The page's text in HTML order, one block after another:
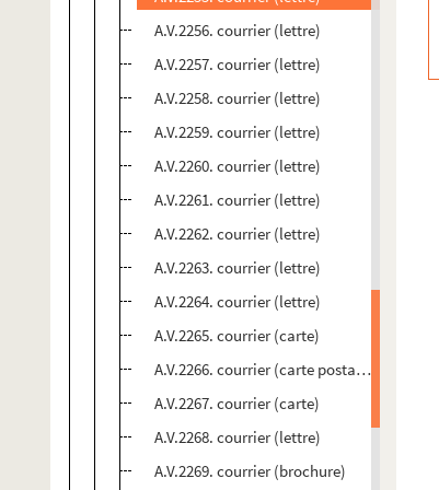
A.V.2256. courrier (lettre)
A.V.2257. courrier (lettre)
A.V.2258. courrier (lettre)
A.V.2259. courrier (lettre)
A.V.2260. courrier (lettre)
A.V.2261. courrier (lettre)
A.V.2262. courrier (lettre)
A.V.2263. courrier (lettre)
A.V.2264. courrier (lettre)
A.V.2265. courrier (carte)
A.V.2266. courrier (carte postale)
A.V.2267. courrier (carte)
A.V.2268. courrier (lettre)
A.V.2269. courrier (brochure)